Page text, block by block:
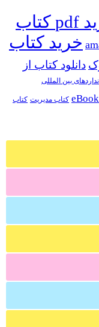
خرید pdf کتاب
خرید کتاب
دانلود کتاب از
بین المللی
کتاب مدیریت کتاب